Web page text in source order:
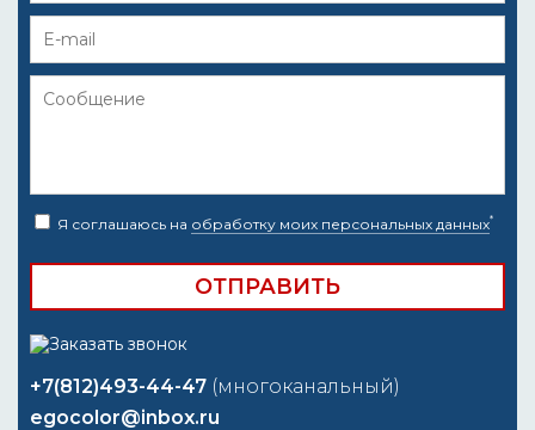
Я соглашаюсь на обработку моих персональных данных*
+7(812)493-44-47 (многоканальный)
egocolor@inbox.ru